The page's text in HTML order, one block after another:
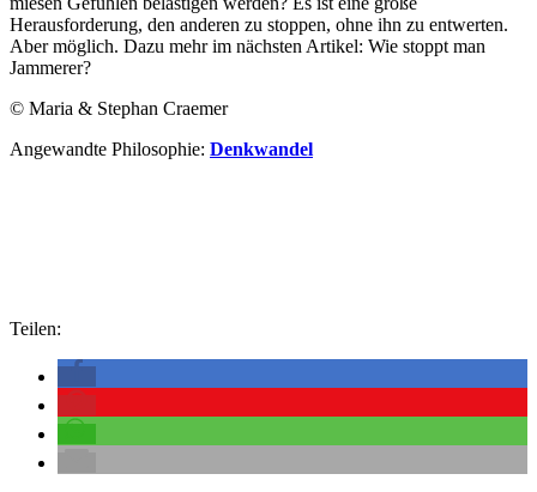
Herausforderung, den anderen zu stoppen, ohne ihn zu entwerten.
Aber möglich. Dazu mehr im nächsten Artikel: Wie stoppt man
Jammerer?
© Maria & Stephan Craemer
Angewandte Philosophie: Denkwandel
Teilen: